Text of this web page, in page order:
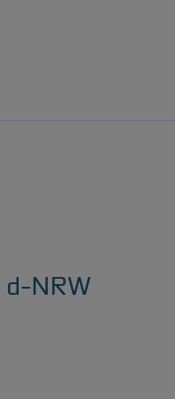
d-NRW